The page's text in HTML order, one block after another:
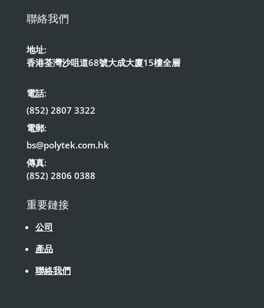
聯絡我們
地址:
香港荃灣沙咀道68號大成大廈15樓全層
電話:
(852) 2807 3322
電郵:
bs@polytek.com.hk
傳真:
(852) 2806 0388
重要鏈接
公司
產品
聯絡我們